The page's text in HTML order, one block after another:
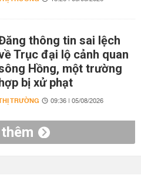
thông tin sai lệch
Trục đại lộ cảnh quan
Hồng, một trường
bị xử phạt
TRƯỜNG 09:36 | 05/08/2026